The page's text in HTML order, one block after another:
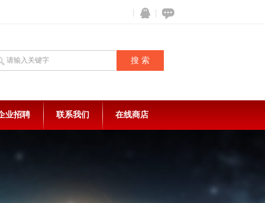
业招聘 联系我们 在线商店